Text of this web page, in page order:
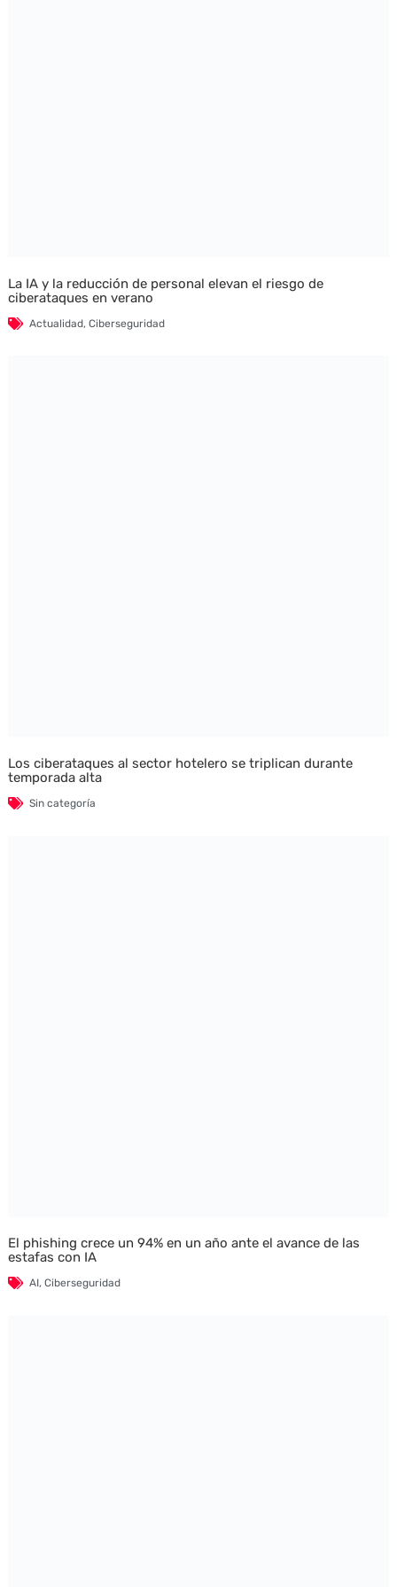
La IA y la reducción de personal elevan el riesgo de
ciberataques en verano
Actualidad, Ciberseguridad
Los ciberataques al sector hotelero se triplican durante
temporada alta
Sin categoría
El phishing crece un 94% en un año ante el avance de las
estafas con IA
AI, Ciberseguridad